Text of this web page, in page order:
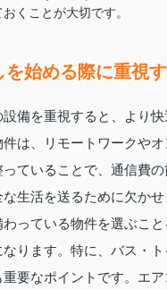
くことが大切です。
始める際に重視
備を重視すると、より快
は、リモートワークや
ていることで、通信費
生活を送るために欠か
っている物件を選ぶこ
ります。特に、バス・
要なポイントです。エ